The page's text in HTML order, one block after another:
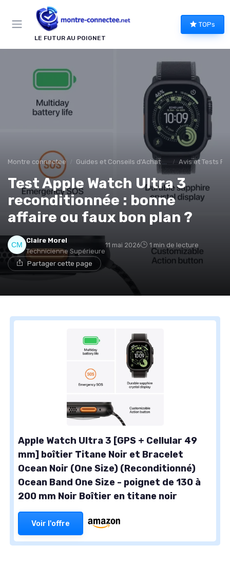
LE FUTUR AU POIGNET
TOPs
Montre connectee Guides et Conseils d'Achat montee connectée Avis et Tests
Test Apple Watch Ultra 3
reconditionnée : bonne
affaire ou faux bon plan ?
Claire Morel
Technicienne Supérieure
11 mai 2026 1 min de lecture
Partager cette page
Apple Watch Ultra 3 [GPS + Cellular 49
mm] boîtier Titane Noir et Bracelet
Ocean Noir (One Size) (Reconditionné)
Ocean Band One Size - poignet de 130 à
200 mm Noir Boîtier en titane noir
Voir l'offre
Panneau de gestion des cookies